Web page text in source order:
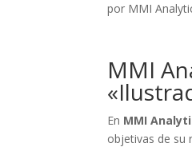
por MMI
MMI
En MMI
objetivas de su